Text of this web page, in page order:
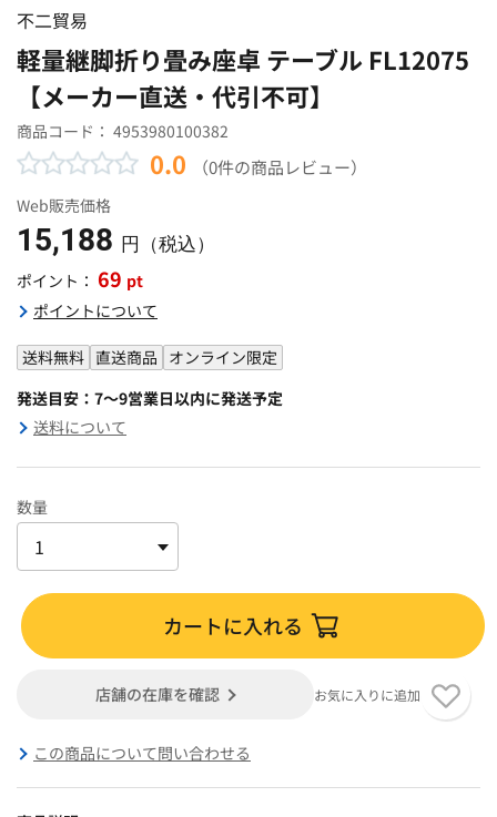
不二貿易
軽量継脚折り畳み座卓 テーブル FL12075
【メーカー直送・代引不可】
商品コード： 4953980100382
0.0 （0件の商品レビュー）
Web販売価格
15,188 円（税込）
ポイント： 69 pt
ポイントについて
送料無料 直送商品 オンライン限定
発送目安：7～9営業日以内に発送予定
送料について
数量
カートに入れる
店舗の在庫を確認 お気に入りに追加
この商品について問い合わせる